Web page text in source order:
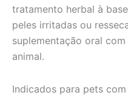
tratamento herbal à
peles irritadas ou
suplementação oral
animal.
Indicados para pets